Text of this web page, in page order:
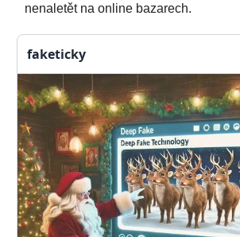
nenaletět na online bazarech.
faketicky